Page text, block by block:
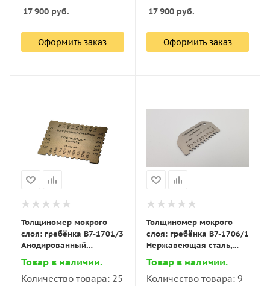
17 900 руб.
Оформить заказ
17 900руб.
Оформить заказ
Толщиномер мокрого
слоя: гребёнка В7-1701/3
Анодированный
алюминий, измеряемый
диапазон 1”-80” / 25–
2032 мкм
Товар в наличии.
Количество товара: 25
Толщиномер мокрого
слоя: гребёнка В7-1706/1
Нержавеющая сталь,
измеряемый диапазон
0–100 мкм
Товар в наличии.
Количество товара: 9